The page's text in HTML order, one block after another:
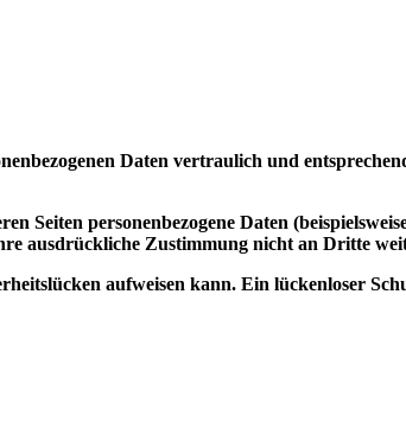
Daten vertraulich und
Seiten personenbezogene Daten
ausdrückliche Zustimmung nicht an Dritte
aufweisen kann. Ein lückenloser